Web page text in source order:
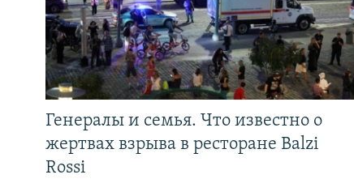
Генералы и семья. Что известно о
жертвах взрыва в ресторане Balzi
Rossi